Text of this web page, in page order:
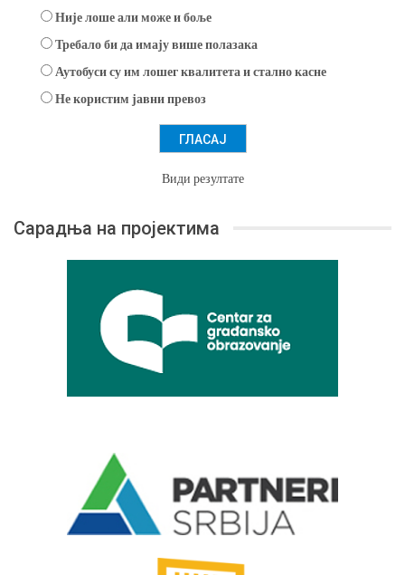
Није лоше али може и боље
Требало би да имају више полазака
Аутобуси су им лошег квалитета и стално касне
Не користим јавни превоз
Види резултате
Сарадња на пројектима